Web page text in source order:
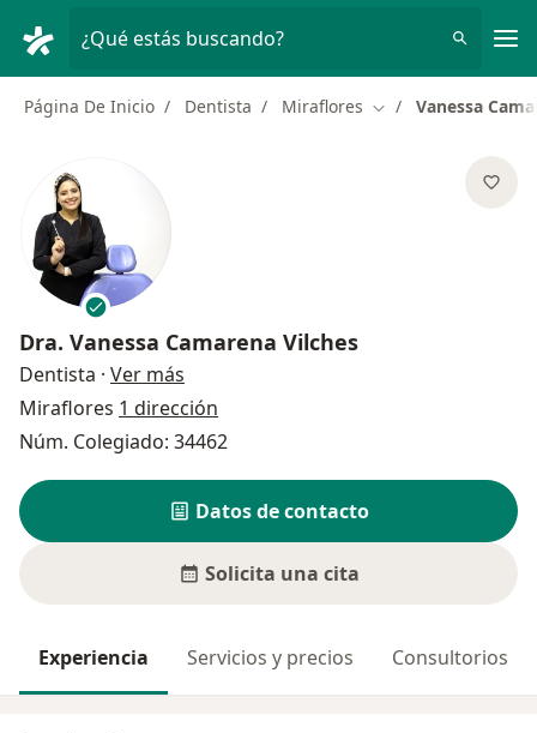
¿Qué estás buscando?
Página De Inicio Dentista Miraflores Cambiar de ciudad
Vanessa
Dra. Vanessa Camarena Vilches
Dentista · Ver más
Miraflores 1 dirección
Núm. Colegiado: 34462
Datos de contacto
Solicita una cita
Experiencia Servicios y precios Consultorios